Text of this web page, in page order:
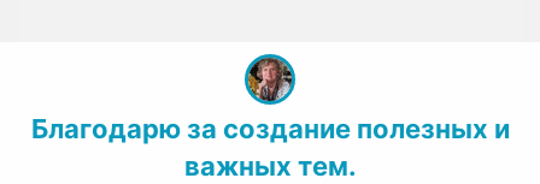
Благодарю за создание полезных и
важных тем.